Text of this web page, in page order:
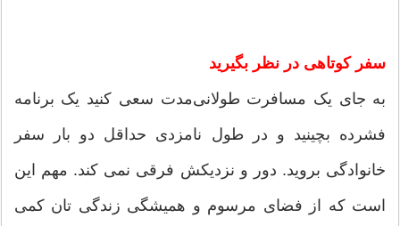
سفر کوتاهی در نظر بگیرید
به جای یک مسافرت طولانی‌مدت سعی کنید یک برنامه
فشرده بچینید و در طول نامزدی حداقل دو بار سفر
خانوادگی بروید. دور و نزدیکش فرقی نمی کند. مهم این
است که از فضای مرسوم و همیشگی زندگی تان کمی